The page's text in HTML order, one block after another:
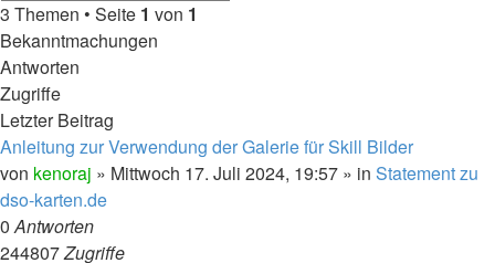
3 Themen • Seite 1 von 1
Bekanntmachungen
Antworten
Zugriffe
Letzter Beitrag
Anleitung zur Verwendung der Galerie für Skill Bilder
von kenoraj » Mittwoch 17. Juli 2024, 19:57 » in Statement zu
dso-karten.de
0Antworten
244807Zugriffe